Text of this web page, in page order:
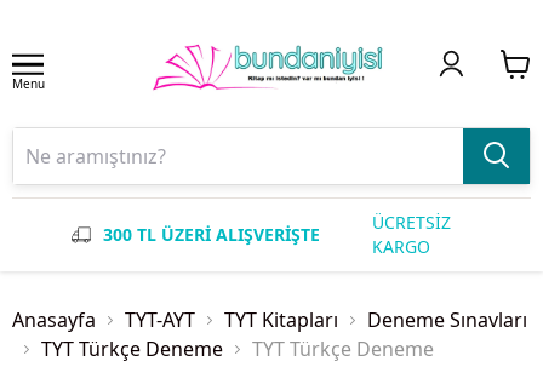
Menu
300 TL ÜZERİ ALIŞVERİŞTE
ÜCRETSİZ
KARGO
Anasayfa TYT-AYT TYT Kitapları
Deneme Sınavları
TYT Türkçe Deneme
TYT Türkçe Deneme